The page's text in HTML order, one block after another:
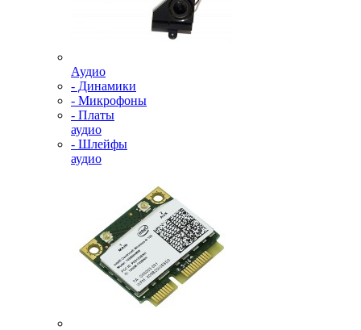
Аудио
- Динамики
- Микрофоны
- Платы
аудио
- Шлейфы
аудио